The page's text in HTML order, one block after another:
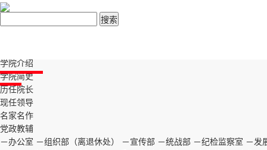
学院介绍
学院简史
历任院长
现任领导
名家名作
党政教辅
－办公室 －组织部（离退休处） －宣传部 －统战部 －纪检监察室 －发